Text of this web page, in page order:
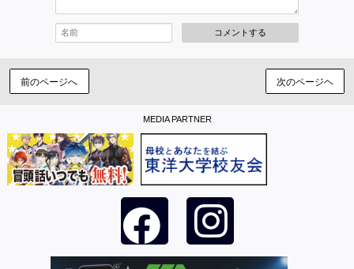
コメントする
前のページへ 次のページヘ
MEDIA PARTNER